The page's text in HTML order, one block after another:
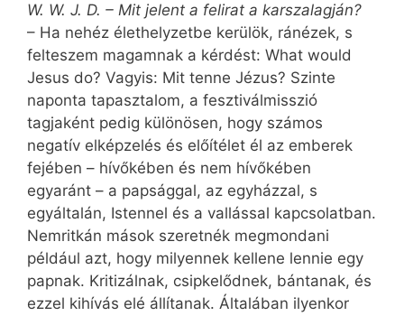
W. W. J. D. – Mit jelent a felirat a karszalagján?
– Ha nehéz élethelyzetbe kerülök, ránézek, s
felteszem magamnak a kérdést: What would
Jesus do? Vagy­is: Mit tenne Jézus? Szinte
naponta tapasztalom, a fesztiválmisszió
tagjaként pedig különösen, hogy számos
negatív elképzelés és előítélet él az emberek
fejében – hívőkében és nem hívőkében
egyaránt – a papsággal, az egyházzal, s
egyáltalán, Istennel és a vallással kapcsolatban.
Nemritkán mások szeretnék megmondani
például azt, hogy milyennek kellene lennie egy
papnak. Kritizálnak, csipkelődnek, bántanak, és
ezzel kihívás elé állítanak. Általában ilyenkor